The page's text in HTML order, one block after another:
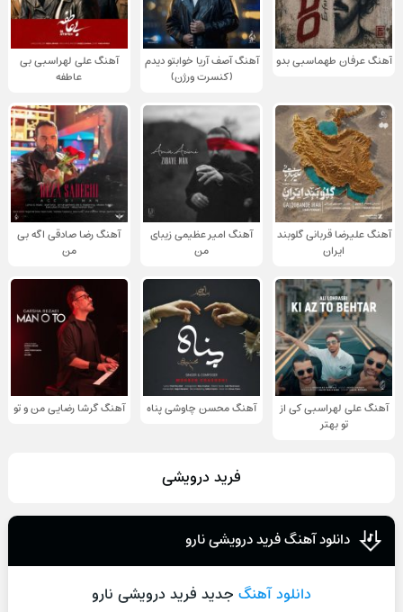
آهنگ عرفان طهماسبی بدو
آهنگ آصف آریا خوابتو دیدم
(کنسرت ورژن)
آهنگ علی لهراسبی بی
عاطفه
آهنگ علیرضا قربانی گلوبند
ایران
آهنگ امیر عظیمی زیبای
من
آهنگ رضا صادقی اگه بی
من
آهنگ علی لهراسبی کی از
تو ‌بهتر
آهنگ محسن چاوشی پناه آهنگ گرشا رضایی من و تو
فرید درویشی
دانلود آهنگ فرید درویشی نارو
دانلود آهنگ جدید فرید درویشی نارو